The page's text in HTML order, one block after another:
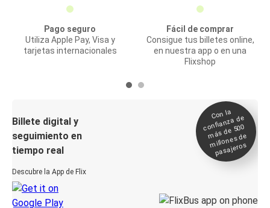
Pago seguro
Utiliza Apple Pay, Visa y
tarjetas internacionales
Fácil de comprar
Consigue tus billetes online,
en nuestra app o en una
Flixshop
Billete digital y
seguimiento en
tiempo real
Descubre la App de Flix
Con la
confianza de
más de 500
millones de
pasajeros